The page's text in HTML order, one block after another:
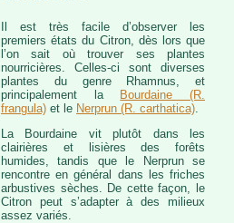
Il est très facile d’observer les
premiers états du Citron, dès lors que
l’on sait où trouver ses plantes
nourricières. Celles-ci sont diverses
plantes du genre Rhamnus, et
principalement la
Bourdaine (R.
frangula) et le Nerprun (R. carthatica).
La Bourdaine vit plutôt dans les
clairières et lisières des forêts
humides, tandis que le Nerprun se
rencontre en général dans les friches
arbustives sèches. De cette façon, le
Citron peut s’adapter à des milieux
assez variés.